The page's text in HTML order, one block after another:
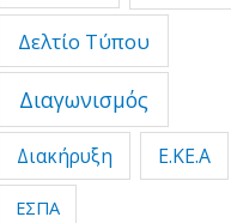
Δελτίο Τύπου
Διαγωνισμός
Διακήρυξη Ε.ΚΕ.Α
ΕΣΠΑ